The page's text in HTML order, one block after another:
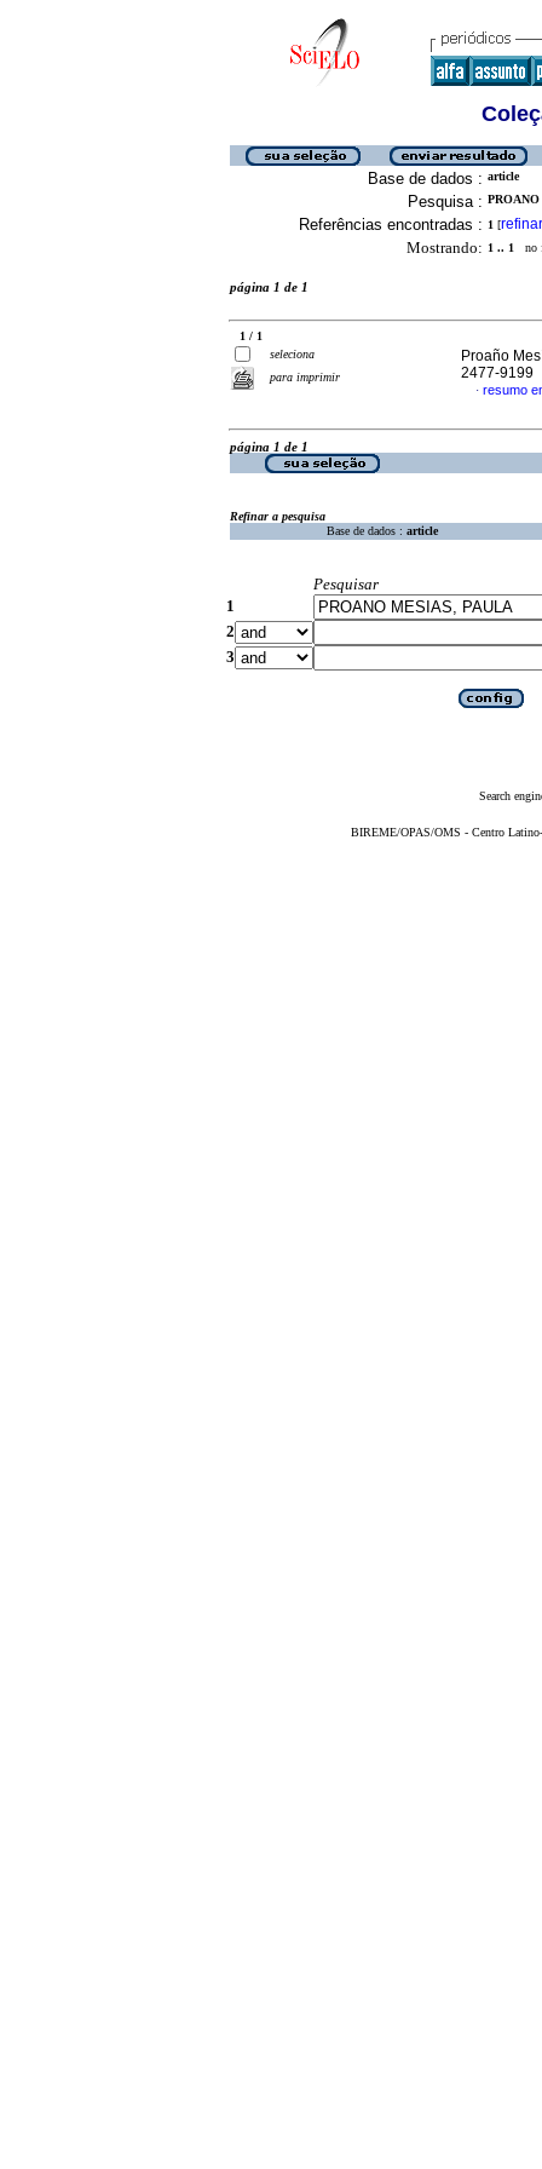
Base de dados : article
Pesquisa :
Referências encontradas : 1 [refinar
Mostrando: 1 .. 1 no
página 1 de 1
1 / 1
seleciona
para imprimir
Proaño
2477-9199
· resumo
página 1 de 1
Refinar a pesquisa
Base de dados : article
Pesquisar
1
2
3
Search
BIREME/OPAS/OMS - Centro Latino-